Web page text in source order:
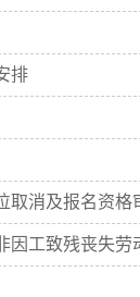
排
取消及报名资格
因工致残丧失劳